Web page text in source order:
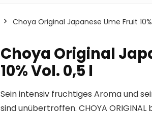
Choya Original Japanese Ume Fruit
Choya Original
10% Vol. 0,5 l
Sein intensiv fruchtiges Aroma und
sind unübertroffen. CHOYA